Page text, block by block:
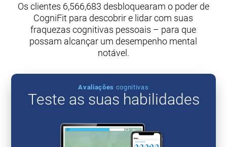
Os clientes 6,566,683 desbloquearam o poder de
CogniFit para descobrir e lidar com suas
fraquezas cognitivas pessoais – para que
possam alcançar um desempenho mental
notável.
Avaliações cognitivas
Teste as suas habilidades